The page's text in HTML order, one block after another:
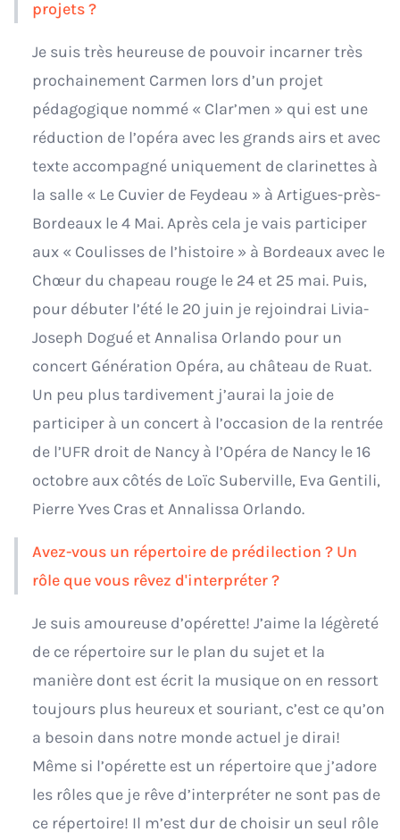
projets ?
Je suis très heureuse de pouvoir incarner très
prochainement Carmen lors d’un projet
pédagogique nommé « Clar’men » qui est une
réduction de l’opéra avec les grands airs et avec
texte accompagné uniquement de clarinettes à
la salle « Le Cuvier de Feydeau » à Artigues-près-
Bordeaux le 4 Mai. Après cela je vais participer
aux « Coulisses de l’histoire » à Bordeaux avec le
Chœur du chapeau rouge le 24 et 25 mai. Puis,
pour débuter l’été le 20 juin je rejoindrai Livia-
Joseph Dogué et Annalisa Orlando pour un
concert Génération Opéra, au château de Ruat.
Un peu plus tardivement j’aurai la joie de
participer à un concert à l’occasion de la rentrée
de l’UFR droit de Nancy à l’Opéra de Nancy le 16
octobre aux côtés de Loïc Suberville, Eva Gentili,
Pierre Yves Cras et Annalissa Orlando.
Avez-vous un répertoire de prédilection ? Un
rôle que vous rêvez d'interpréter ?
Je suis amoureuse d’opérette! J’aime la légèreté
de ce répertoire sur le plan du sujet et la
manière dont est écrit la musique on en ressort
toujours plus heureux et souriant, c’est ce qu’on
a besoin dans notre monde actuel je dirai!
Même si l’opérette est un répertoire que j’adore
les rôles que je rêve d’interpréter ne sont pas de
ce répertoire! Il m’est dur de choisir un seul rôle